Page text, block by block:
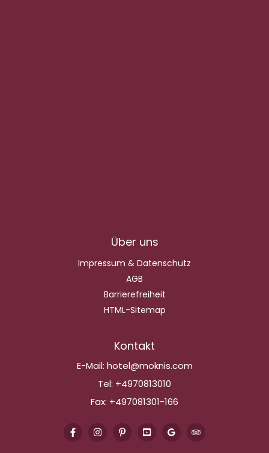
Über uns
Impressum & Datenschutz
AGB
Barrierefreiheit
HTML-Sitemap
Kontakt
E-Mail: hotel@moknis.com
Tel: +4970813010
Fax: +497081301-166